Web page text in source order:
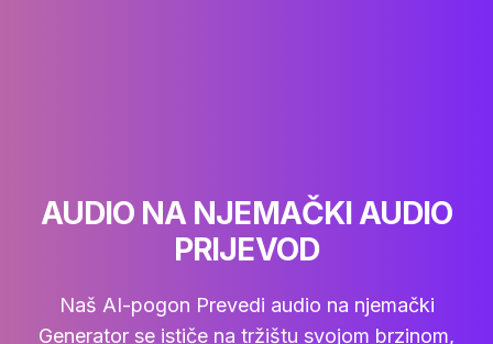
AUDIO NA NJEMAČKI AUDIO
PRIJEVOD
Naš AI-pogon Prevedi audio na njemački
Generator se ističe na tržištu svojom brzinom,